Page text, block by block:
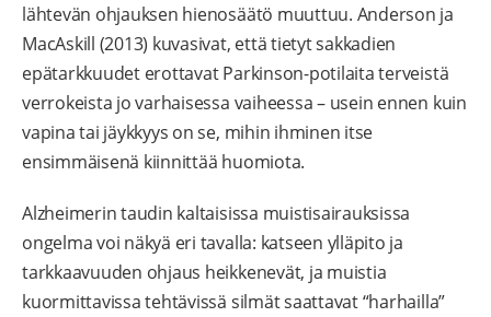
lähtevän ohjauksen hienosäätö muuttuu. Anderson ja
MacAskill (2013) kuvasivat, että tietyt sakkadien
epätarkkuudet erottavat Parkinson-potilaita terveistä
verrokeista jo varhaisessa vaiheessa – usein ennen kuin
vapina tai jäykkyys on se, mihin ihminen itse
ensimmäisenä kiinnittää huomiota.
Alzheimerin taudin kaltaisissa muistisairauksissa
ongelma voi näkyä eri tavalla: katseen ylläpito ja
tarkkaavuuden ohjaus heikkenevät, ja muistia
kuormittavissa tehtävissä silmät saattavat “harhailla”